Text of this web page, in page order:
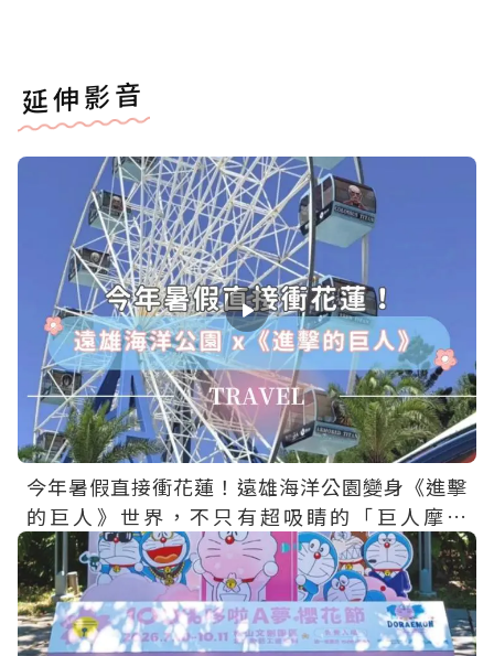
延伸影音
今年暑假直接衝花蓮！遠雄海洋公園變身《進擊
的巨人》世界，不只有超吸睛的「巨人摩天
輪」，還有主題場景、限定餐點、聯名周邊一次
收集